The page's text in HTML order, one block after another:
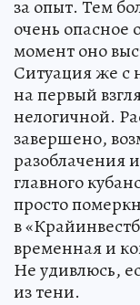
за опыт. Тем
очень опасное
момент оно
Ситуация же с
на первый
нелогичной.
завершено,
разоблачения
главного
просто
в
временная и
Не удивлюсь,
из тени.